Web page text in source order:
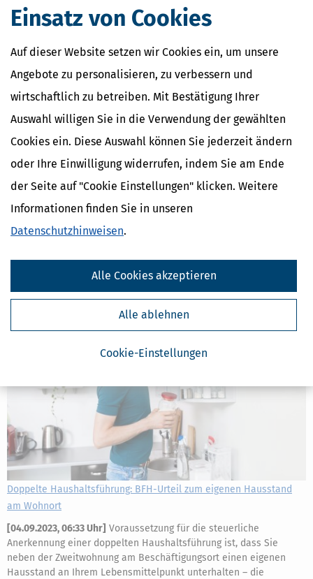
Einsatz von Cookies
Auf dieser Website setzen wir Cookies ein, um unsere
Angebote zu personalisieren, zu verbessern und
wirtschaftlich zu betreiben. Mit Bestätigung Ihrer
Auswahl willigen Sie in die Verwendung der gewählten
Cookies ein. Diese Auswahl können Sie jederzeit ändern
oder Ihre Einwilligung widerrufen, indem Sie am Ende
der Seite auf "Cookie Einstellungen" klicken. Weitere
Informationen finden Sie in unseren
Datenschutzhinweisen.
Cookie-Einstellungen
Alle ablehnen
Alle Cookies akzeptieren
Altersteilzeit: Modelle, Möglichkeiten und Zahlen
02.04.2024, 14:03 Uhr]Direkt gefördert wird die Altersteilzeit (ATZ)
Modell erfreut sich nach wie vor einiger Beliebtheit. Die Zahl
waren,
mehr
Doppelte Haushaltsführung: BFH-Urteil zum eigenen Hausstand
am Wohnort
[04.09.2023, 06:33 Uhr] Voraussetzung für die steuerliche
Anerkennung einer doppelten Haushaltsführung ist, dass Sie
neben der Zweitwohnung am Beschäftigungsort einen eigenen
Hausstand an Ihrem Lebensmittelpunkt unterhalten – die